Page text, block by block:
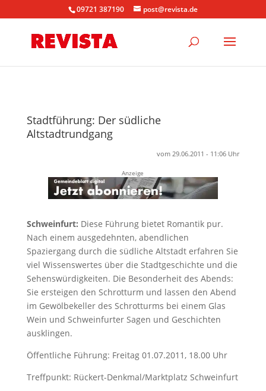
09721 387190 post@revista.de
Stadtführung: Der südliche
Altstadtrundgang
vom 29.06.2011 - 11:06 Uhr
Anzeige
Schweinfurt: Diese Führung bietet Romantik pur.
Nach einem ausgedehnten, abendlichen
Spaziergang durch die südliche Altstadt erfahren Sie
viel Wissenswertes über die Stadtgeschichte und die
Sehenswürdigkeiten. Die Besonderheit des Abends:
Sie ersteigen den Schrotturm und lassen den Abend
im Gewölbekeller des Schrotturms bei einem Glas
Wein und Schweinfurter Sagen und Geschichten
ausklingen.
Öffentliche Führung: Freitag 01.07.2011, 18.00 Uhr
Treffpunkt: Rückert-Denkmal/Marktplatz Schweinfurt